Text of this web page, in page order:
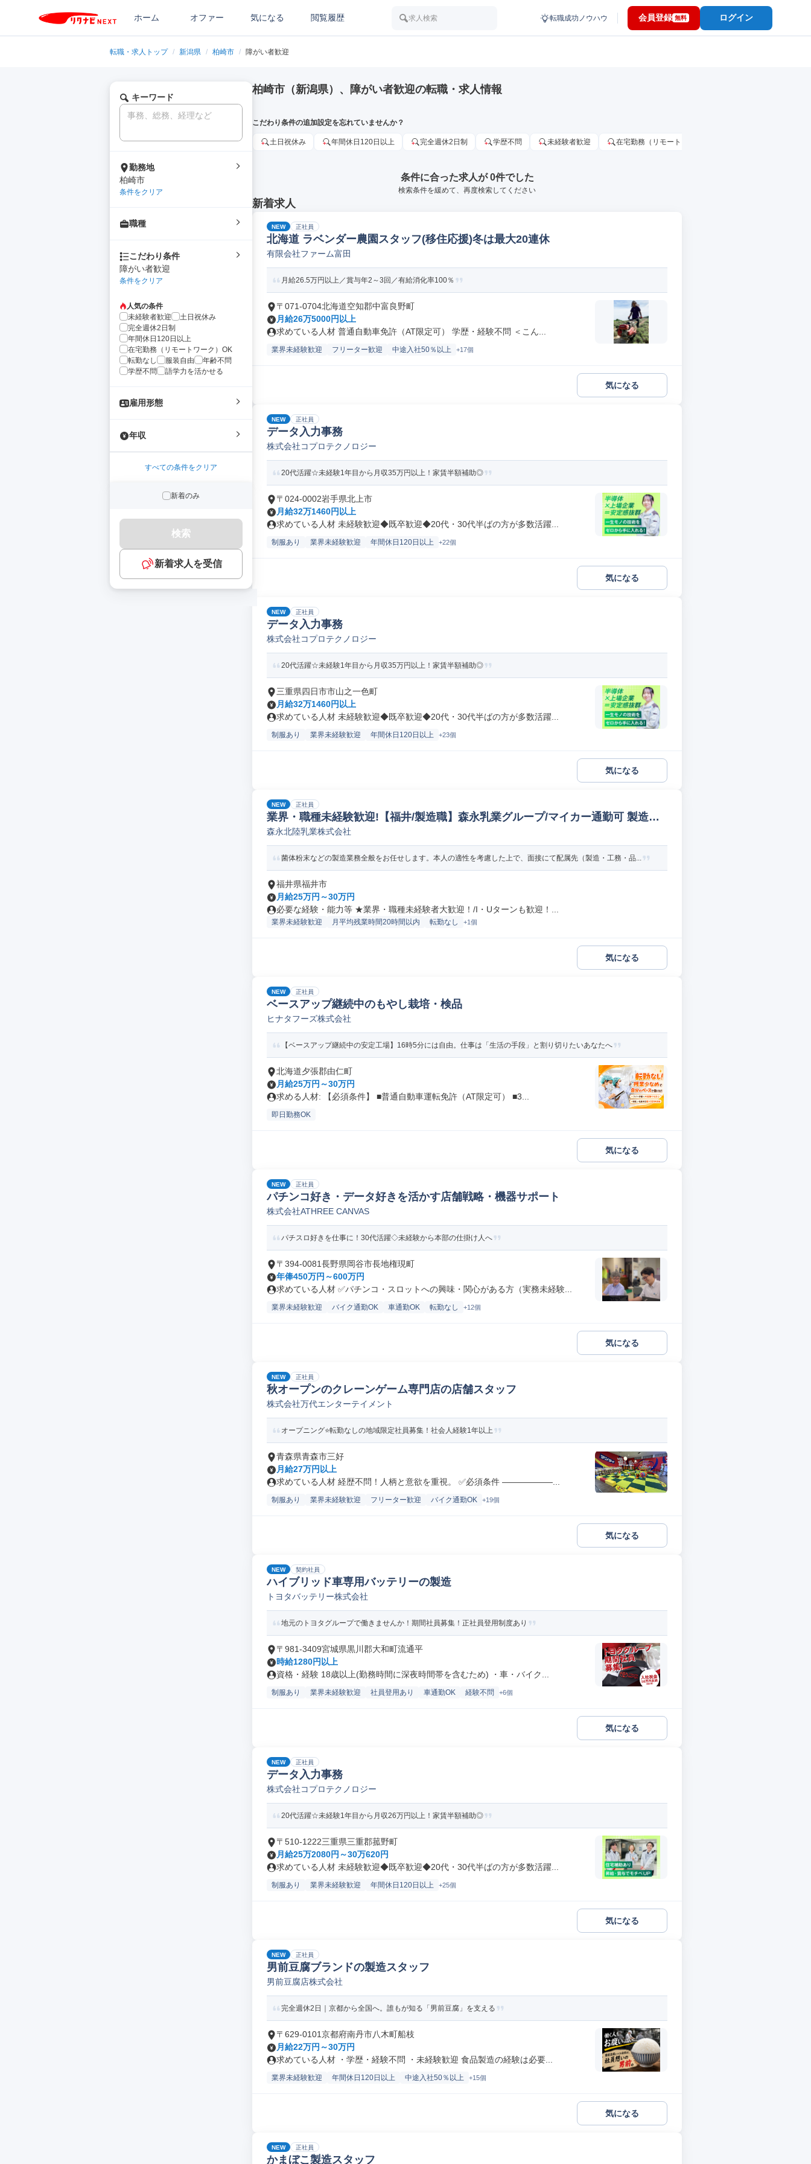
ホーム オファー 気になる 閲覧履歴 求人検索 転職成功ノウハウ 会員登録 無料 ログイン
転職・求人トップ / 新潟県 / 柏崎市 / 障がい者歓迎
キーワード
勤務地
柏崎市
条件をクリア
職種
こだわり条件
障がい者歓迎
条件をクリア
人気の条件
未経験者歓迎
土日祝休み
完全週休2日制
年間休日120日以上
在宅勤務（リモートワーク）OK
転勤なし
服装自由
年齢不問
学歴不問
語学力を活かせる
雇用形態
年収
すべての条件をクリア
新着のみ
検索
新着求人を受信
柏崎市（新潟県）、障がい者歓迎の転職・求人情報
こだわり条件の追加設定を忘れていませんか？
土日祝休み 年間休日120日以上 完全週休2日制 学歴不問 未経験者歓迎 在宅勤務（リモートワーク）OK
条件に合った求人が 0件でした
検索条件を緩めて、再度検索してください
新着求人
NEW 正社員
北海道 ラベンダー農園スタッフ(移住応援)冬は最大20連休
有限会社ファーム富田
月給26.5万円以上／賞与年2～3回／有給消化率100％
〒071-0704北海道空知郡中富良野町
月給26万5000円以上
求めている人材 普通自動車免許（AT限定可） 学歴・経験不問 ＜こん...
業界未経験歓迎 フリーター歓迎 中途入社50％以上 +17個
気になる
NEW 正社員
データ入力事務
株式会社コプロテクノロジー
20代活躍☆未経験1年目から月収35万円以上！家賃半額補助◎
〒024-0002岩手県北上市
月給32万1460円以上
求めている人材 未経験歓迎◆既卒歓迎◆20代・30代半ばの方が多数活躍...
制服あり 業界未経験歓迎 年間休日120日以上 +22個
気になる
NEW 正社員
データ入力事務
株式会社コプロテクノロジー
20代活躍☆未経験1年目から月収35万円以上！家賃半額補助◎
三重県四日市市山之一色町
月給32万1460円以上
求めている人材 未経験歓迎◆既卒歓迎◆20代・30代半ばの方が多数活躍...
制服あり 業界未経験歓迎 年間休日120日以上 +23個
気になる
NEW 正社員
業界・職種未経験歓迎!【福井/製造職】森永乳業グループ/マイカー通勤可 製造オ
ペレーター/ラインマネージャー(食品/飲料/たばこ)
森永北陸乳業株式会社
菌体粉末などの製造業務全般をお任せします。本人の適性を考慮した上で、面接にて配属先（製造・工務・品...
福井県福井市
月給25万円～30万円
必要な経験・能力等 ★業界・職種未経験者大歓迎！/I・Uターンも歓迎！...
業界未経験歓迎 月平均残業時間20時間以内 転勤なし +1個
気になる
NEW 正社員
ベースアップ継続中のもやし栽培・検品
ヒナタフーズ株式会社
【ベースアップ継続中の安定工場】16時5分には自由。仕事は「生活の手段」と割り切りたいあなたへ
北海道夕張郡由仁町
月給25万円～30万円
求める人材: 【必須条件】 ■普通自動車運転免許（AT限定可） ■3...
即日勤務OK
気になる
NEW 正社員
パチンコ好き・データ好きを活かす店舗戦略・機器サポート
株式会社ATHREE CANVAS
パチスロ好きを仕事に！30代活躍◇未経験から本部の仕掛け人へ
〒394-0081長野県岡谷市長地権現町
年俸450万円～600万円
求めている人材 ✅パチンコ・スロットへの興味・関心がある方（実務未経験...
業界未経験歓迎 バイク通勤OK 車通勤OK 転勤なし +12個
気になる
NEW 正社員
秋オープンのクレーンゲーム専門店の店舗スタッフ
株式会社万代エンターテイメント
オープニング⭐転勤なしの地域限定社員募集！社会人経験1年以上
青森県青森市三好
月給27万円以上
求めている人材 経歴不問！人柄と意欲を重視。 ✅必須条件 ――――――...
制服あり 業界未経験歓迎 フリーター歓迎 バイク通勤OK +19個
気になる
NEW 契約社員
ハイブリッド車専用バッテリーの製造
トヨタバッテリー株式会社
地元のトヨタグループで働きませんか！期間社員募集！正社員登用制度あり
〒981-3409宮城県黒川郡大和町流通平
時給1280円以上
資格・経験 18歳以上(勤務時間に深夜時間帯を含むため) ・車・バイク...
制服あり 業界未経験歓迎 社員登用あり 車通勤OK 経験不問 +6個
気になる
NEW 正社員
データ入力事務
株式会社コプロテクノロジー
20代活躍☆未経験1年目から月収26万円以上！家賃半額補助◎
〒510-1222三重県三重郡菰野町
月給25万2080円～30万620円
求めている人材 未経験歓迎◆既卒歓迎◆20代・30代半ばの方が多数活躍...
制服あり 業界未経験歓迎 年間休日120日以上 +25個
気になる
NEW 正社員
男前豆腐ブランドの製造スタッフ
男前豆腐店株式会社
完全週休2日｜京都から全国へ。誰もが知る「男前豆腐」を支える
〒629-0101京都府南丹市八木町船枝
月給22万円～30万円
求めている人材 ・学歴・経験不問 ・未経験歓迎 食品製造の経験は必要...
業界未経験歓迎 年間休日120日以上 中途入社50％以上 +15個
気になる
NEW 正社員
かまぼこ製造スタッフ